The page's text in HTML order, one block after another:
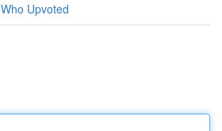
Who Upvoted